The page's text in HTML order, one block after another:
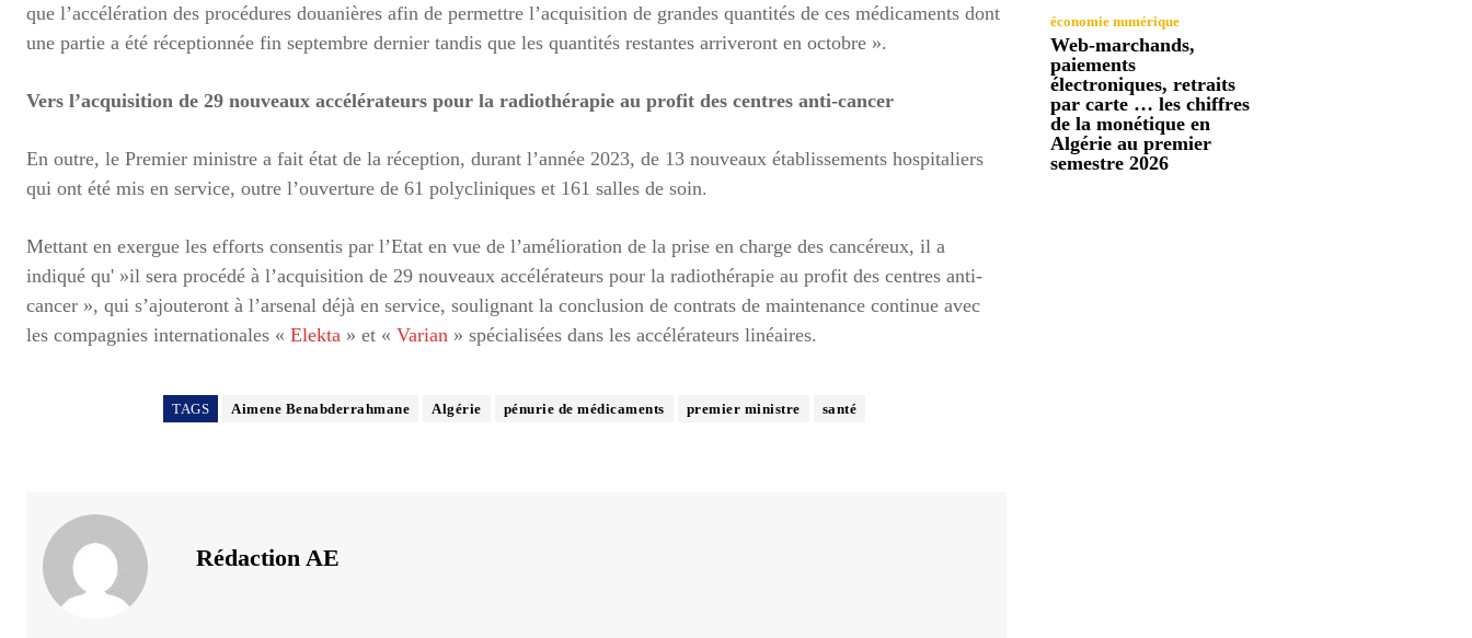
que l’accélération des procédures douanières afin de permettre l’acquisition de grandes quantités de ces médicaments dont
une partie a été réceptionnée fin septembre dernier tandis que les quantités restantes arriveront en octobre ».
Vers l’acquisition de 29 nouveaux accélérateurs pour la radiothérapie au profit des centres anti-cancer
En outre, le Premier ministre a fait état de la réception, durant l’année 2023, de 13 nouveaux établissements hospitaliers
qui ont été mis en service, outre l’ouverture de 61 polycliniques et 161 salles de soin.
Mettant en exergue les efforts consentis par l’Etat en vue de l’amélioration de la prise en charge des cancéreux, il a
indiqué qu' »il sera procédé à l’acquisition de 29 nouveaux accélérateurs pour la radiothérapie au profit des centres anti-
cancer », qui s’ajouteront à l’arsenal déjà en service, soulignant la conclusion de contrats de maintenance continue avec
les compagnies internationales « Elekta » et « Varian » spécialisées dans les accélérateurs linéaires.
TAGS Aimene Benabderrahmane Algérie pénurie de médicaments premier ministre santé
Rédaction AE
économie numérique
Web-marchands,
paiements
électroniques, retraits
par carte … les chiffres
de la monétique en
Algérie au premier
semestre 2026